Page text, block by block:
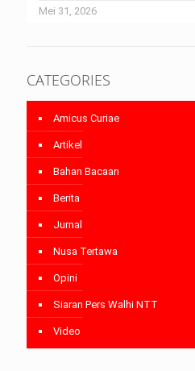
Mei 31, 2026
CATEGORIES
Amicus Curiae
Artikel
Bahan Bacaan
Berita
Jurnal
Nusa Tertawa
Opini
Siaran Pers Walhi NTT
Video